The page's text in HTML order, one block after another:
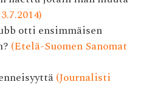
otti ensimmäisen
(Etelä-Suomen Sanomat
(Journalisti